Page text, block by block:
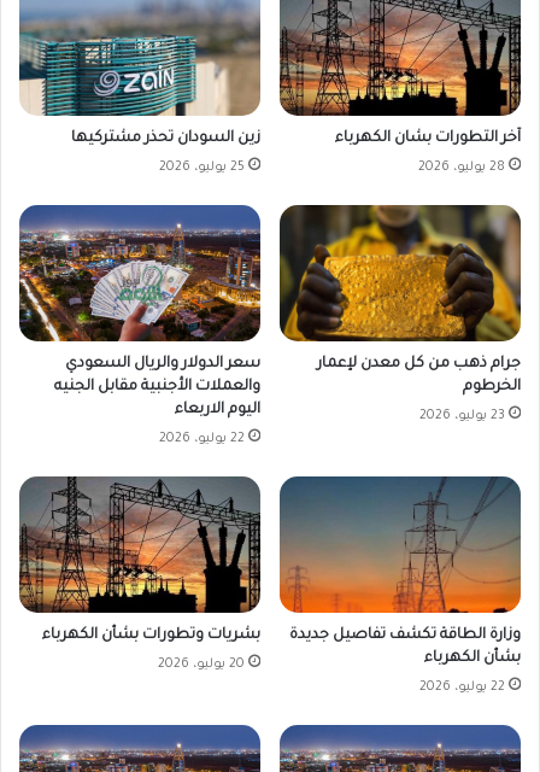
آخر التطورات بشان الكهرباء
28 يوليو، 2026
زين السودان تحذر مشتركيها
25 يوليو، 2026
جرام ذهب من كل معدن لإعمار
الخرطوم
23 يوليو، 2026
سعر الدولار والريال السعودي
والعملات الأجنبية مقابل الجنيه
اليوم الاربعاء
22 يوليو، 2026
وزارة الطاقة تكشف تفاصيل جديدة
بشأن الكهرباء
22 يوليو، 2026
بشريات وتطورات بشأن الكهرباء
20 يوليو، 2026